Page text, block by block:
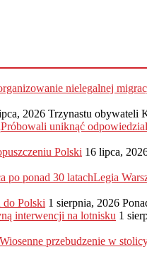
nielegalnej
2026 Trzynastu obywateli
Próbowali uniknąć
Polski 16 lipca,
Legia
do Polski 1 sierpnia, 2026
interwencji na lotnisku 1
Wiosenne przebudzenie w